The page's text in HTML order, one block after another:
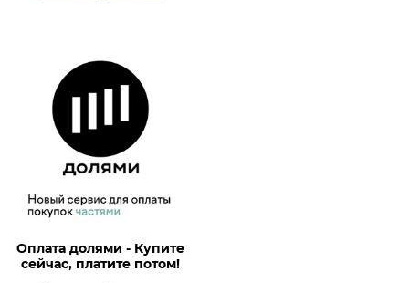
Оплата долями - Купите
сейчас, платите потом!